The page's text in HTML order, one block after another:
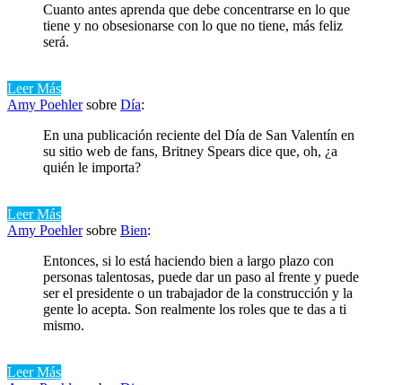
Cuanto antes aprenda que debe concentrarse en lo que
tiene y no obsesionarse con lo que no tiene, más feliz
será.
Leer Más
Amy Poehlersobre Día:
En una publicación reciente del Día de San Valentín en
su sitio web de fans, Britney Spears dice que, oh, ¿a
quién le importa?
Leer Más
Amy Poehlersobre Bien:
Entonces, si lo está haciendo bien a largo plazo con
personas talentosas, puede dar un paso al frente y puede
ser el presidente o un trabajador de la construcción y la
gente lo acepta. Son realmente los roles que te das a ti
mismo.
Leer Más